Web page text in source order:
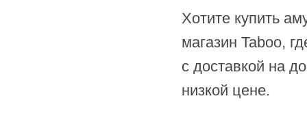
Хотите купить
магазин Taboo,
с доставкой на
низкой цене.